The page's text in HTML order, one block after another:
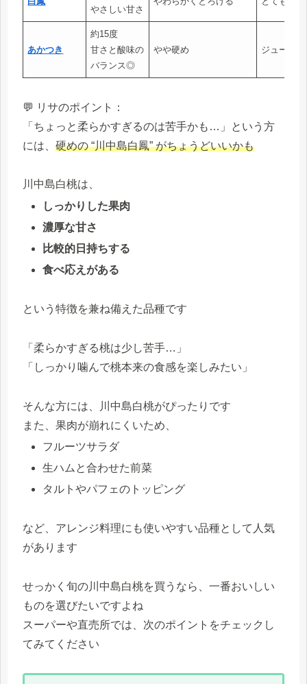
やさしい甘さ
あかつき
約15度
甘さと酸味の
バランス◎
やや硬め ジューシ
💬 リサのポイント：
「ちょっと柔らかすぎるのは苦手かも…」という方
には、 硬めの “川中島白鳳” がちょうどいいかも
川中島白桃は、
しっかりした果肉
濃厚な甘さ
比較的日持ちする
食べ応えがある
という特徴を兼ね備えた品種です
「柔らかすぎる桃は少し苦手…」
「しっかり噛んで桃本来の食感を楽しみたい」
そんな方には、川中島白桃がぴったりです
また、果肉が崩れにくいため、
フルーツサラダ
生ハムと合わせた前菜
タルトやパフェのトッピング
など、アレンジ料理にも使いやすい品種として人気
があります
せっかく旬の川中島白桃を買うなら、一番おいしい
ものを選びたいですよね
スーパーや直売所では、次のポイントをチェックし
てみてください